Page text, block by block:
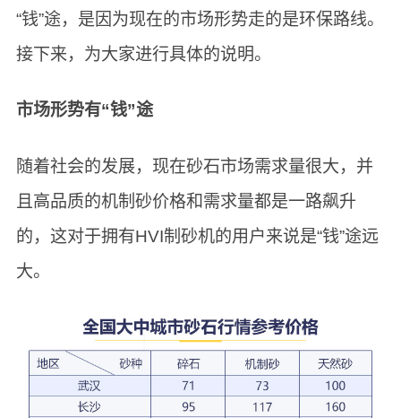
“钱”途，是因为现在的市场形势走的是环保路线。
接下来，为大家进行具体的说明。
市场形势有“钱”途
随着社会的发展，现在砂石市场需求量很大，并
且高品质的机制砂价格和需求量都是一路飙升
的，这对于拥有HVI制砂机的用户来说是“钱”途远
大。